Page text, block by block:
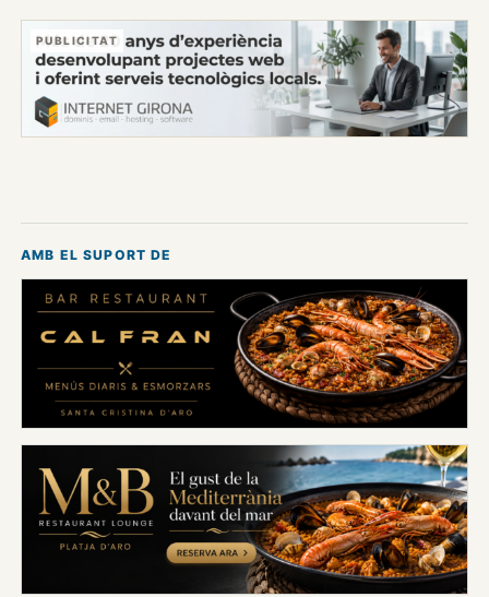
PUBLICITAT
AMB EL SUPORT DE